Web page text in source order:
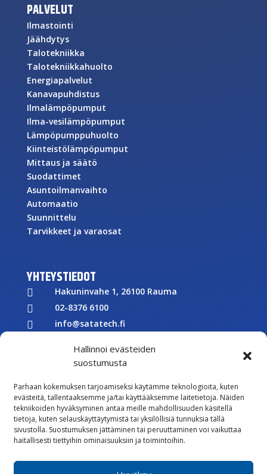
Hallinnoi evästeiden
suostumusta
Parhaan kokemuksen tarjoamiseksi käytämme teknologioita, kuten
evästeitä, tallentaaksemme ja/tai käyttääksemme laitetietoja. Näiden
tekniikoiden hyväksyminen antaa meille mahdollisuuden käsitellä
tietoja, kuten selauskäyttäytymistä tai yksilöllisiä tunnuksia tällä
sivustolla. Suostumuksen jättäminen tai peruuttaminen voi vaikuttaa
haitallisesti tiettyihin ominaisuuksiin ja toimintoihin.
PALVELUT
Ilmastointi
Jäähdytys
Talotekniikka
Talotekniikkahuolto
Energiapalvelut
Kanavapuhdistus
Ilmalämpöpumput
Ilma-vesilämpöpumput
Lämpöpumppuhuolto
Kiinteistölämpöpumput
Mittaus ja säätö
Suodattimet
Asuntoilmanvaihto
Automaatio
Suunnittelu
Tarvikkeet ja varaosat
YHTEYSTIEDOT
 Hakuninvahe 1, 26100 Rauma
 02-8376 6100
 info@satatech.fi
Y-tunnus: 2575266-3
 Töihin meille
 Lähetä meille palautetta
 Seuraa meitä Facebookissa
